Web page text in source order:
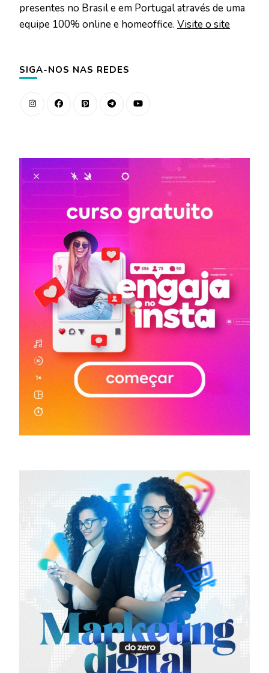
presentes no Brasil e em Portugal através de uma
equipe 100% online e homeoffice. Visite o site
SIGA-NOS NAS REDES